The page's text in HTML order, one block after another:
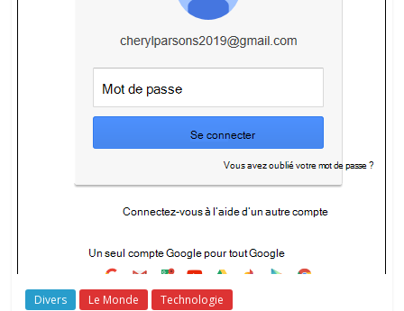
Divers Le Monde Technologie